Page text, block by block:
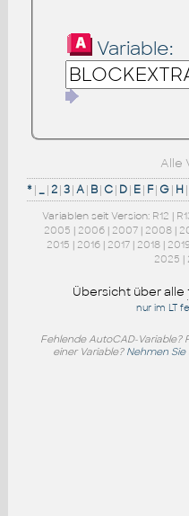
Variable:
Alle
*| _|2|3|A| B|C| D| E| F|G| H|
Variablen seit Version: R12 |
2005 | 2006| 2007| 2008|
2015 | 2016| 2017| 2018|
2025 |
Übersicht über alle
nur im LT
Fehlende AutoCAD-Variable?
einer Variable? Nehmen